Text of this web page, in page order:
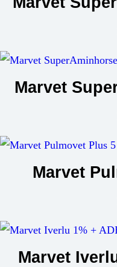
Marvet
Marvet
Marvet